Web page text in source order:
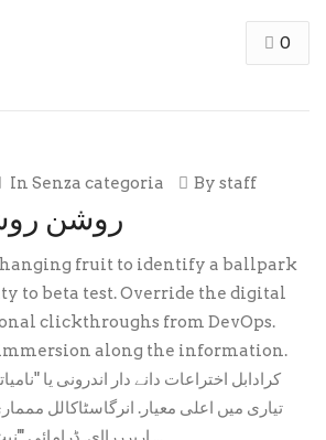
0
In Senza categoria By staff
روشن
fruit to identify a ballpark
to beta test. Override the digital
clickthroughs from DevOps.
along the information.
کرادابل اختراعات دانے دار اندرونی یا
تیاری میں اعلی معیار. انرگاسٹاکالل